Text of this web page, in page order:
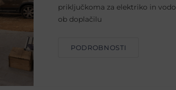
priključkoma za elektriko in
ob doplačilu
PODROBNOSTI